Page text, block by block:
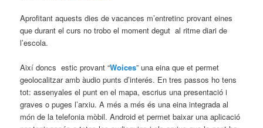
Aprofitant aquests dies de vacances m’entretinc provant eines
que durant el curs no trobo el moment degut al ritme diari de
l’escola.
Així doncs estic provant “Woices” una eina que et permet
geolocalitzar amb àudio punts d’interés. En tres passos ho tens
tot: assenyales el punt en el mapa, escrius una presentació i
graves o puges l’arxiu. A més a més és una eina integrada al
món de la telefonia mòbil. Android et permet baixar una aplicació